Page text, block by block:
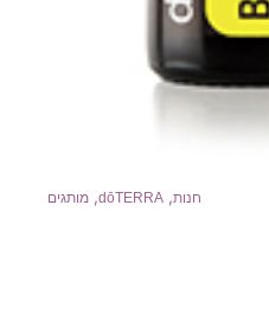
חנות,
dōTERRA
, מותגים